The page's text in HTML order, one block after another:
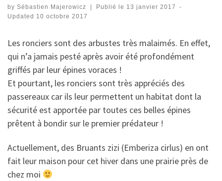
by Sébastien Majerowicz | Publié le 13 janvier 2017
-
Updated 10 octobre 2017
Les ronciers sont des arbustes très malaimés. En effet,
qui n’a jamais pesté après avoir été profondément
griffés par leur épines voraces !
Et pourtant, les ronciers sont très appréciés des
passereaux car ils leur permettent un habitat dont la
sécurité est apportée par toutes ces belles épines
prêtent à bondir sur le premier prédateur !
Actuellement, des Bruants zizi (Emberiza cirlus) en ont
fait leur maison pour cet hiver dans une prairie près de
chez moi